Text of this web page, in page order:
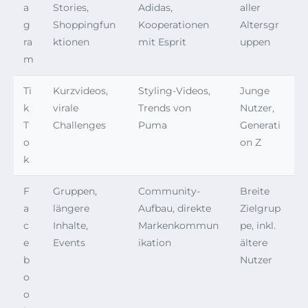
a
g
ra
m
Stories,
Shoppingfun
ktionen
Adidas,
Kooperationen
mit Esprit
aller
Altersgr
uppen
Ti
k
T
o
k
Kurzvideos,
virale
Challenges
Styling-Videos,
Trends von
Puma
Junge
Nutzer,
Generati
on Z
F
a
c
e
b
o
o
Gruppen,
längere
Inhalte,
Events
Community-
Aufbau, direkte
Markenkommun
ikation
Breite
Zielgrup
pe, inkl.
ältere
Nutzer